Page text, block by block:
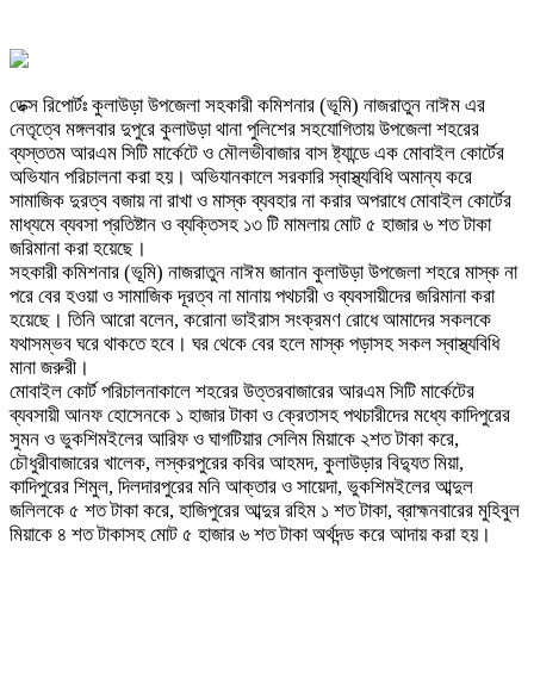
ডেক্স রিপোর্টঃ কুলাউড়া উপজেলা সহকারী কমিশনার (ভূমি) নাজরাতুন নাঈম এর
নেতৃত্বে মঙ্গলবার দুপুরে কুলাউড়া থানা পুলিশের সহযোগিতায় উপজেলা শহরের
ব্যস্ততম আরএম সিটি মার্কেটে ও মৌলভীবাজার বাস ষ্ট্যান্ডে এক মোবাইল কোর্টের
অভিযান পরিচালনা করা হয়। অভিযানকালে সরকারি স্বাস্থ্যবিধি অমান্য করে
সামাজিক দুরত্ব বজায় না রাখা ও মাস্ক ব্যবহার না করার অপরাধে মোবাইল কোর্টের
মাধ্যমে ব্যবসা প্রতিষ্টান ও ব্যক্তিসহ ১৩ টি মামলায় মোট ৫ হাজার ৬ শত টাকা
জরিমানা করা হয়েছে।
সহকারী কমিশনার (ভূমি) নাজরাতুন নাঈম জানান কুলাউড়া উপজেলা শহরে মাস্ক না
পরে বের হওয়া ও সামাজিক দূরত্ব না মানায় পথচারী ও ব্যবসায়ীদের জরিমানা করা
হয়েছে। তিনি আরো বলেন, করোনা ভাইরাস সংক্রমণ রোধে আমাদের সকলকে
যথাসম্ভব ঘরে থাকতে হবে। ঘর থেকে বের হলে মাস্ক পড়াসহ সকল স্বাস্থ্যবিধি
মানা জরুরী।
মোবাইল কোর্ট পরিচালনাকালে শহরের উত্তরবাজারের আরএম সিটি মার্কেটের
ব্যবসায়ী আনফ হোসেনকে ১ হাজার টাকা ও ক্রেতাসহ পথচারীদের মধ্যে কাদিপুরের
সুমন ও ভুকশিমইলের আরিফ ও ঘাগটিয়ার সেলিম মিয়াকে ২শত টাকা করে,
চৌধুরীবাজারের খালেক, লস্করপুরের কবির আহমদ, কুলাউড়ার বিদ্যুত মিয়া,
কাদিপুরের শিমুল, দিলদারপুরের মনি আক্তার ও সায়েদা, ভুকশিমইলের আব্দুল
জলিলকে ৫ শত টাকা করে, হাজিপুরের আব্দুর রহিম ১ শত টাকা, ব্রাহ্মনবারের মুহিবুল
মিয়াকে ৪ শত টাকাসহ মোট ৫ হাজার ৬ শত টাকা অর্থদন্ড করে আদায় করা হয়।